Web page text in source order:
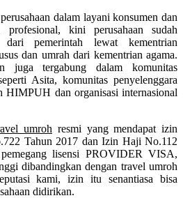
dalam layani konsumen dan
profesional, kini perusahaan sudah
pemerintah lewat kementrian
dan umrah dari kementrian agama.
juga tergabung dalam komunitas
Asita, komunitas penyelenggara
HIMPUH dan organisasi internasional
umroh resmi yang mendapat izin
Tahun 2017 dan Izin Haji No.112
lisensi PROVIDER VISA,
dibandingkan dengan travel umroh
kami, izin itu senantiasa bisa
didirikan.